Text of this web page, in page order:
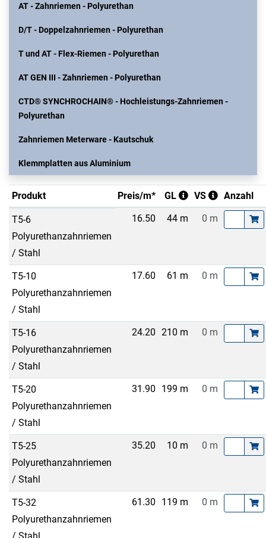
AT - Zahnriemen - Polyurethan
D/T - Doppelzahnriemen - Polyurethan
T und AT - Flex-Riemen - Polyurethan
AT GEN III - Zahnriemen - Polyurethan
CTD® SYNCHROCHAIN® - Hochleistungs-Zahnriemen -
Polyurethan
Zahnriemen Meterware - Kautschuk
Klemmplatten aus Aluminium
Produkt Preis/m* GL VS Anzahl
T5-6
Polyurethanzahnriemen
/ Stahl
16.50 44 m 0 m
T5-10
Polyurethanzahnriemen
/ Stahl
17.60 61 m 0 m
T5-16
Polyurethanzahnriemen
/ Stahl
24.20 210 m 0 m
T5-20
Polyurethanzahnriemen
/ Stahl
31.90 199 m 0 m
T5-25
Polyurethanzahnriemen
/ Stahl
35.20 10 m 0 m
T5-32
Polyurethanzahnriemen
/ Stahl
61.30 119 m 0 m